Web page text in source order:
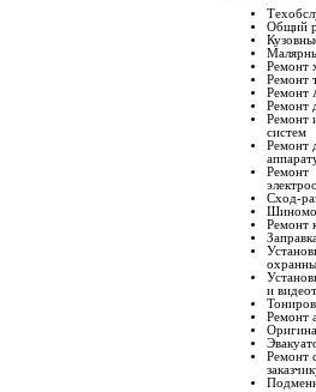
Общий
Ремонт
Ремонт
Ремонт
Ремонт
систем
Ремонт
Ремонт
Сход-
Ремонт
и
Ремонт
Ремонт